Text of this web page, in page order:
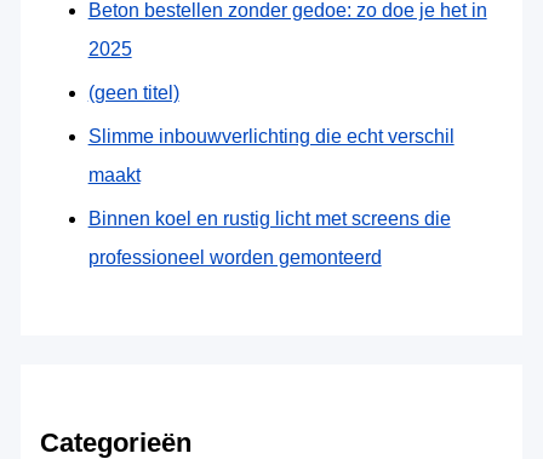
Beton bestellen zonder gedoe: zo doe je het in
2025
(geen titel)
Slimme inbouwverlichting die echt verschil
maakt
Binnen koel en rustig licht met screens die
professioneel worden gemonteerd
Categorieën